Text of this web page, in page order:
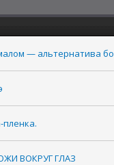
— альтернатива
пленка.
ВОКРУГ ГЛАЗ